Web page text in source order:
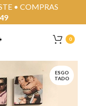
0
ESGO
TADO
• COMPRAS